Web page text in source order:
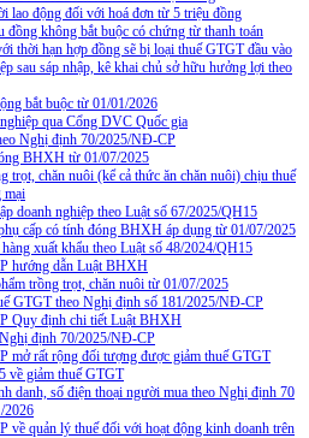
lao động đối với hoá đơn từ 5 triệu đồng
đồng không bắt buộc có chứng từ thanh toán
thời hạn hợp đồng sẽ bị loại thuế GTGT đầu vào
sau sáp nhập, kê khai chủ sở hữu hưởng lợi theo
bắt buộc từ 01/01/2026
qua Cổng DVC Quốc gia
Nghị định 70/2025/NĐ-CP
BHXH từ 01/07/2025
trọt, chăn nuôi (kể cả thức ăn chăn nuôi) chịu thuế
mại
doanh nghiệp theo Luật số 67/2025/QH15
cấp có tính đóng BHXH áp dụng từ 01/07/2025
xuất khẩu theo Luật số 48/2024/QH15
hướng dẫn Luật BHXH
trồng trọt, chăn nuôi từ 01/07/2025
GTGT theo Nghị định số 181/2025/NĐ-CP
Quy định chi tiết Luật BHXH
định 70/2025/NĐ-CP
mở rất rộng đối tượng được giảm thuế GTGT
về giảm thuế GTGT
danh, số điện thoại người mua theo Nghị định 70
2026
về quản lý thuế đối với hoạt động kinh doanh trên